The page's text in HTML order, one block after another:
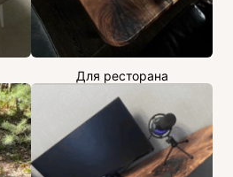
Для ресторана